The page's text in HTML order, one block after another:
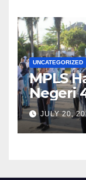
UNCATEGORIZED
MPLS
Negeri
untuk
JULY 20,